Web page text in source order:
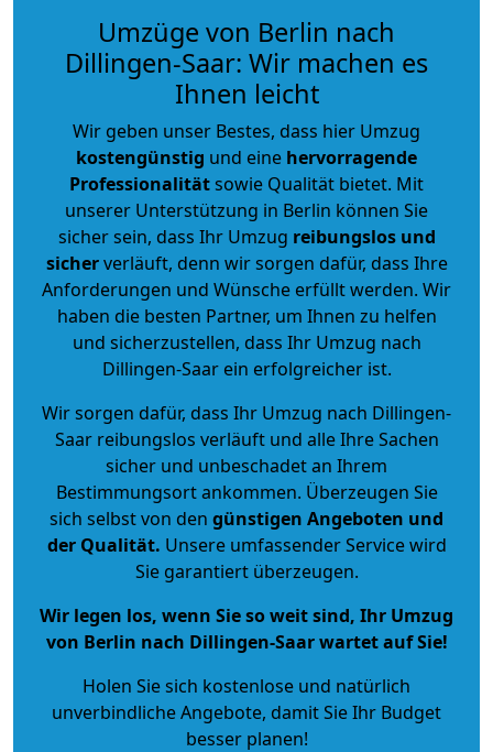
Umzüge von Berlin nach
Dillingen-Saar: Wir machen es
Ihnen leicht
Wir geben unser Bestes, dass hier Umzug
kostengünstig und eine hervorragende
Professionalitätsowie Qualität bietet. Mit
unserer Unterstützung in Berlin können Sie
sicher sein, dass Ihr Umzug reibungslos und
sicherverläuft, denn wir sorgen dafür, dass Ihre
Anforderungen und Wünsche erfüllt werden. Wir
haben die besten Partner, um Ihnen zu helfen
und sicherzustellen, dass Ihr Umzug nach
Dillingen-Saar ein erfolgreicher ist.
Wir sorgen dafür, dass Ihr Umzug nach Dillingen-
Saar reibungslos verläuft und alle Ihre Sachen
sicher und unbeschadet an Ihrem
Bestimmungsort ankommen. Überzeugen Sie
sich selbst von den günstigen Angeboten und
der Qualität. Unsere umfassender Service wird
Sie garantiert überzeugen.
Wir legen los, wenn Sie so weit sind, Ihr Umzug
von Berlin nach Dillingen-Saar wartet auf Sie!
Holen Sie sich kostenlose und natürlich
unverbindliche Angebote, damit Sie Ihr Budget
besser planen!